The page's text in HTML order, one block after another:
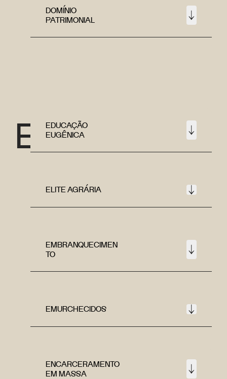
DOMÍNIO
PATRIMONIAL
E
EDUCAÇÃO
EUGÊNICA
ELITE AGRÁRIA
EMBRANQUECIMEN
TO
EMURCHECIDOS
ENCARCERAMENTO
EM MASSA